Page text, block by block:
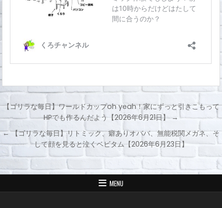
投
稿
ナ
ビ
ー
【ゴリラな毎日】ワールドカップoh yeah！家にずっと引きこもって
HPでも作るんだよう【2026年6月21日】 →
← 【ゴリラな毎日】リトミック、癖ありオババ、無能税関メガネ、そ
して顔を見ると泣くベビタム【2026年6月23日】
MENU